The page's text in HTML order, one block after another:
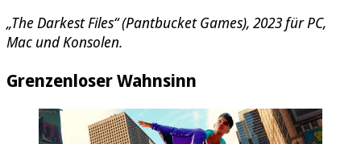
„The Darkest Files“ (Pantbucket Games), 2023 für PC,
Mac und Konsolen.
Grenzenloser Wahnsinn